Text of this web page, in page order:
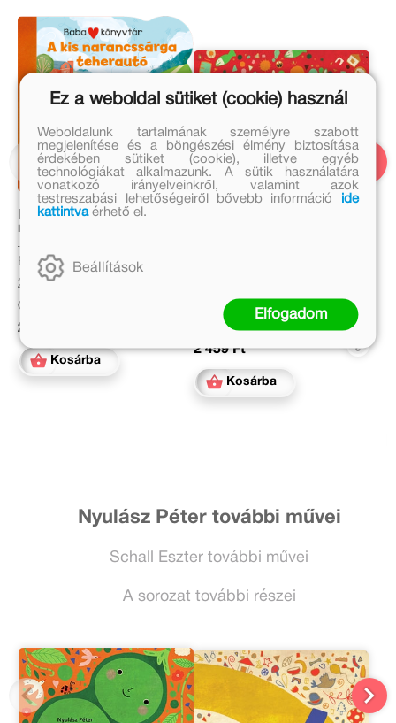
Babakönyvtár – A kis
narancssárga teherautó
Eredeti ár:
2 499 Ft
Online ár:
2 049 Ft
Kosárba
2 999 Ft
Online ár:
2 459 Ft
Kosárba
Nyulász Péter további művei
Schall Eszter további művei
A sorozat további részei
Ez a weboldal sütiket (cookie) használ
Weboldalunk tartalmának személyre szabott
megjelenítése és a böngészési élmény biztosítása
érdekében sütiket (cookie), illetve egyéb
technológiákat alkalmazunk. A sütik használatára
vonatkozó irányelveinkről, valamint azok
testreszabási lehetőségeiről bővebb információ
ide
kattintvaérhető el.
Beállítások
Elfogadom